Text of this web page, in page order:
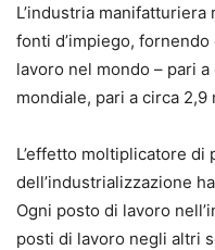
L’industria
fonti d’impiego,
lavoro nel mondo – pari
mondiale, pari a circa
L’effetto moltiplicatore di
dell’industrializzazione
Ogni posto di lavoro
posti di lavoro negli altri